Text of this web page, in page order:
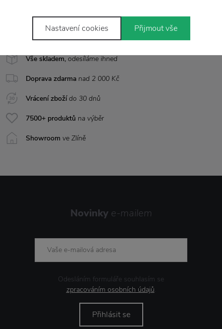
Vše skladem, odesíláme ihned
Doprava zdarma nad 2 000 Kč
Vrácení zbožído 30 dnů
7500+ produktů na výběr
Showroom ve Zlíně
Novinky e-mailem
Odesláním formuláře souhlasím se
zpracováním osobních údajů.
Přihlásit se
Nastavení cookies Přijmout vše